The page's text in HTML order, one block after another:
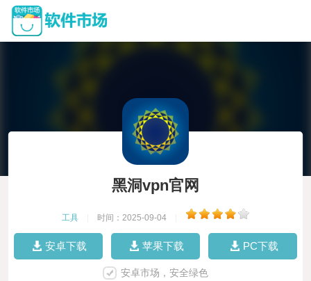
黑洞vpn官网
工具 时间：2025-09-04
安卓下载 苹果下载 PC下载
安卓市场，安全绿色